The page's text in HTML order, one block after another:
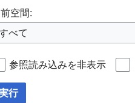
空間:
べて
参照読み込みを非表示
行